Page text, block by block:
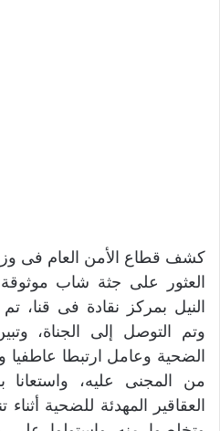
كشف قطاع الأمن العام فى
العثور على جثة شاب
النيل بمركز نقادة فى قنا،
وتم التوصل إلى الجناة،
الضحية وعامل ارتبطا
من المجنى عليه،
العقاقير المهدئة للضحية